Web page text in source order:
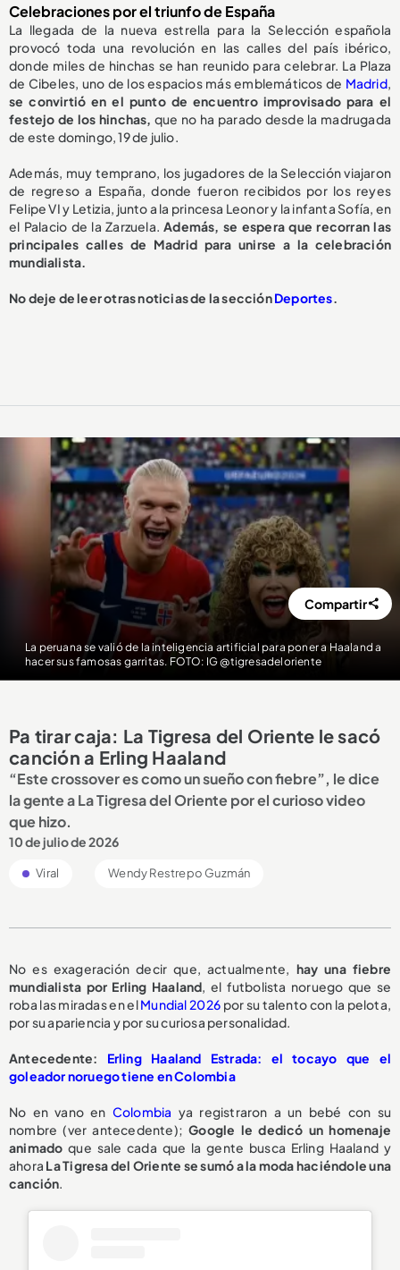
Celebraciones por el triunfo de España
La llegada de la nueva estrella para la Selección española
provocó toda una revolución en las calles del país ibérico,
donde miles de hinchas se han reunido para celebrar. La Plaza
de Cibeles, uno de los espacios más emblemáticos de Madrid,
se convirtió en el punto de encuentro improvisado para el
festejo de los hinchas, que no ha parado desde la madrugada
de este domingo, 19 de julio.
Además, muy temprano, los jugadores de la Selección viajaron
de regreso a España, donde fueron recibidos por los reyes
Felipe VI y Letizia, junto a la princesa Leonor y la infanta Sofía, en
el Palacio de la Zarzuela.Además, se espera que recorran las
principales calles de Madrid para unirse a la celebración
mundialista.
No deje de leer otras noticias de la secciónDeportes.
La peruana se valió de la inteligencia artificial para poner a Haaland a
hacer sus famosas garritas. FOTO: IG @tigresadeloriente
Compartir
Pa tirar caja: La Tigresa del Oriente le sacó
canción a Erling Haaland
“Este crossover es como un sueño con fiebre”, le dice
la gente a La Tigresa del Oriente por el curioso video
que hizo.
10 de julio de 2026
Viral Wendy Restrepo Guzmán
No es exageración decir que, actualmente, hay una fiebre
mundialista por Erling Haaland, el futbolista noruego que se
roba las miradas en elMundial 2026 por su talento con la pelota,
por su apariencia y por su curiosa personalidad.
Antecedente: Erling Haaland Estrada: el tocayo que el
goleador noruego tiene en Colombia
No en vano en Colombia ya registraron a un bebé con su
nombre (ver antecedente);Google le dedicó un homenaje
animado que sale cada que la gente busca Erling Haaland y
ahora La Tigresa del Oriente se sumó a la moda haciéndole una
canción.